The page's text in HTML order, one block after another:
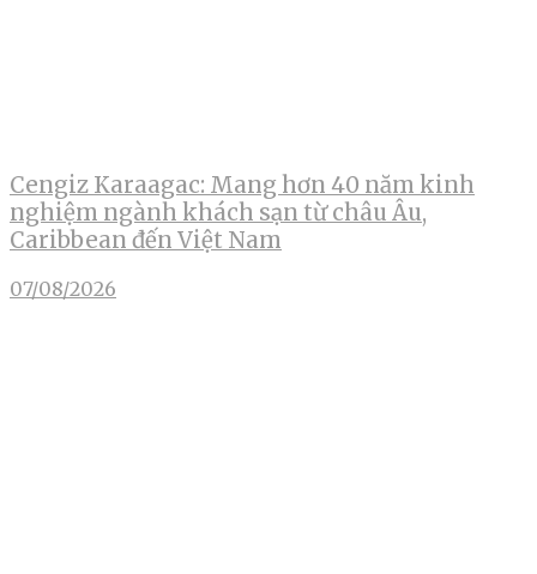
Cengiz Karaagac: Mang hơn 40 năm kinh
nghiệm ngành khách sạn từ châu Âu,
Caribbean đến Việt Nam
07/08/2026